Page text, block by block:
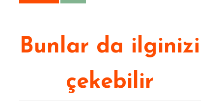
Bunlar da ilginizi
çekebilir